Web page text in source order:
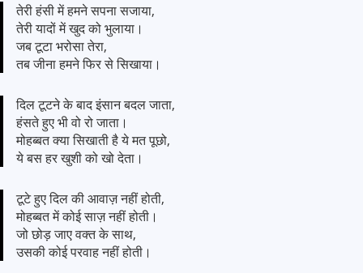
तेरी हंसी में हमने सपना सजाया,
तेरी यादों में खुद को भुलाया।
जब टूटा भरोसा तेरा,
तब जीना हमने फिर से सिखाया।
दिल टूटने के बाद इंसान बदल जाता,
हंसते हुए भी वो रो जाता।
मोहब्बत क्या सिखाती है ये मत पूछो,
ये बस हर खुशी को खो देता।
टूटे हुए दिल की आवाज़ नहीं होती,
मोहब्बत में कोई साज़ नहीं होती।
जो छोड़ जाए वक्त के साथ,
उसकी कोई परवाह नहीं होती।